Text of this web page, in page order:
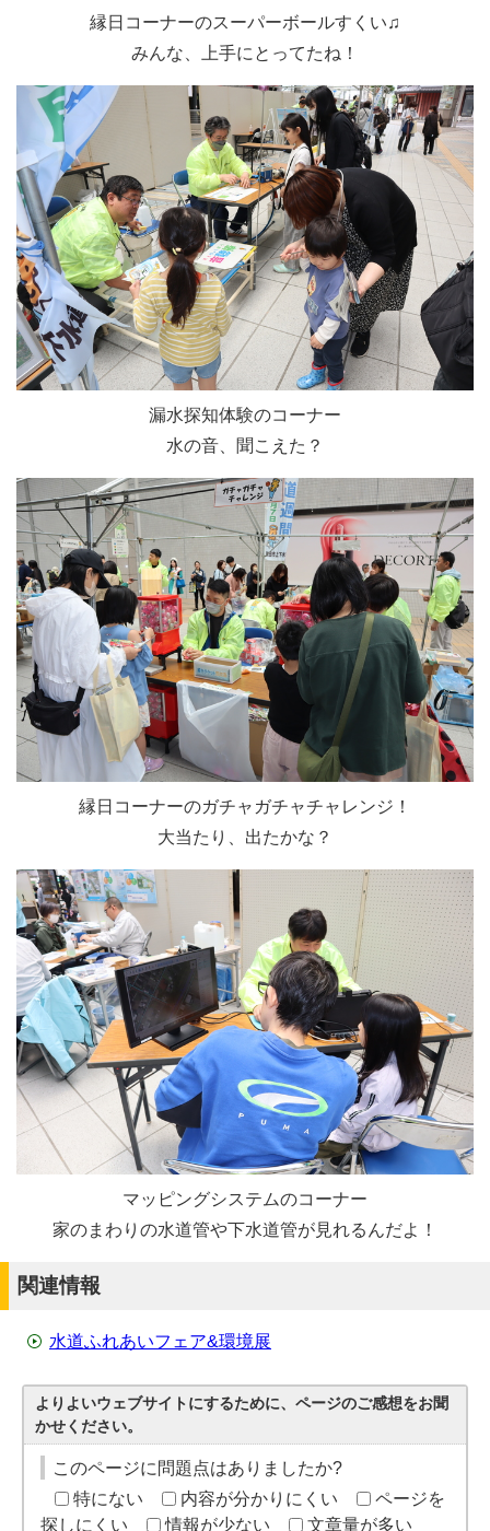
縁日コーナーのスーパーボールすくい♫
みんな、上手にとってたね！
漏水探知体験のコーナー
水の音、聞こえた？
縁日コーナーのガチャガチャチャレンジ！
大当たり、出たかな？
マッピングシステムのコーナー
家のまわりの水道管や下水道管が見れるんだよ！
関連情報
水道ふれあいフェア&環境展
よりよいウェブサイトにするために、ページのご感想をお聞
かせください。
このページに問題点はありましたか?
特にない
内容が分かりにくい
ページを
探しにくい
情報が少ない 文章量が多い